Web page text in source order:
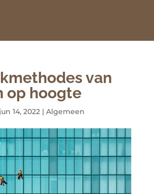
van
op hoogte
jun 14, 2022 | Algemeen